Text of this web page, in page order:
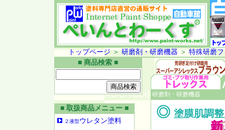
トップページ ＞ 研磨剤・研磨機器 ＞ 特殊研磨
■ 商品検索 ■
■ 取扱商品メニュー ■
２液型ウレタン塗料
研磨剤・研磨機器
◎ 塗膜肌調